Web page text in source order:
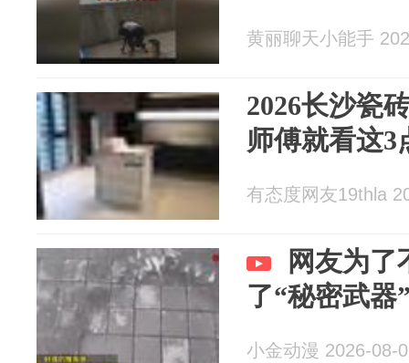
黄丽聊天小能手
2026长沙瓷
师傅就看这3
有态度网友19thla
网友为了
了“秘密武器
小金动漫 2026-08-